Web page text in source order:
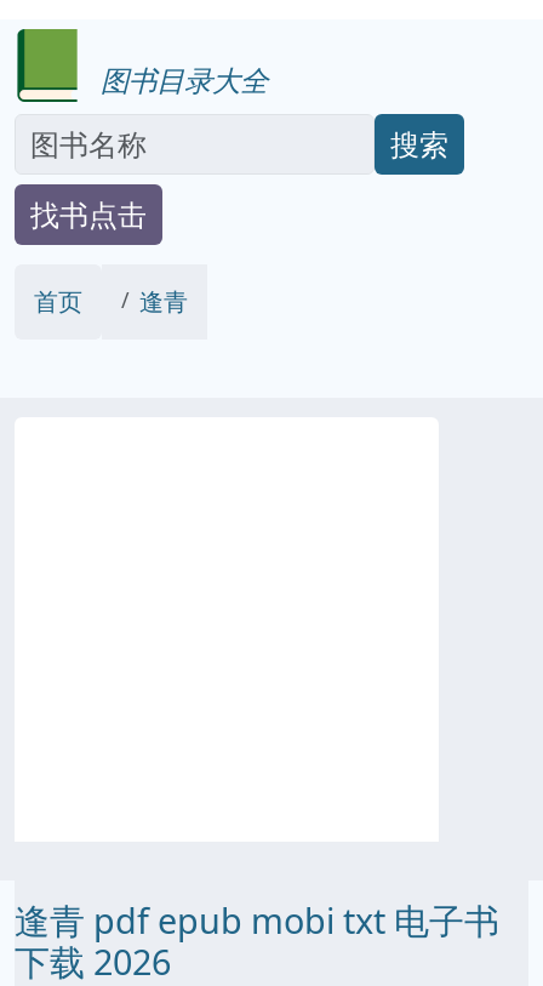
图书目录大全
搜索
找书点击
首页 逢青
逢青 pdf epub mobi txt 电子书
下载 2026